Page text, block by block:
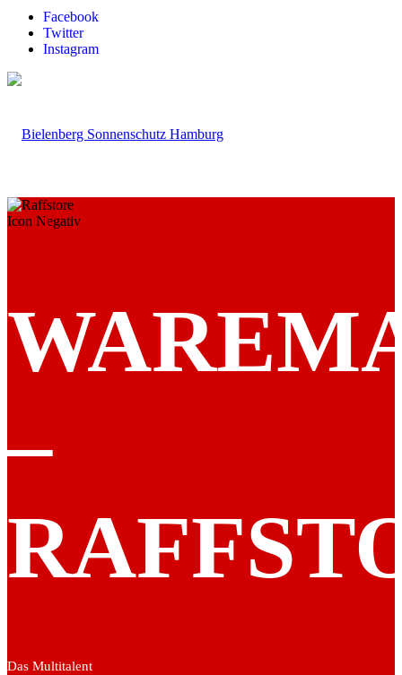
Facebook
Twitter
Instagram
–
Das Multitalent